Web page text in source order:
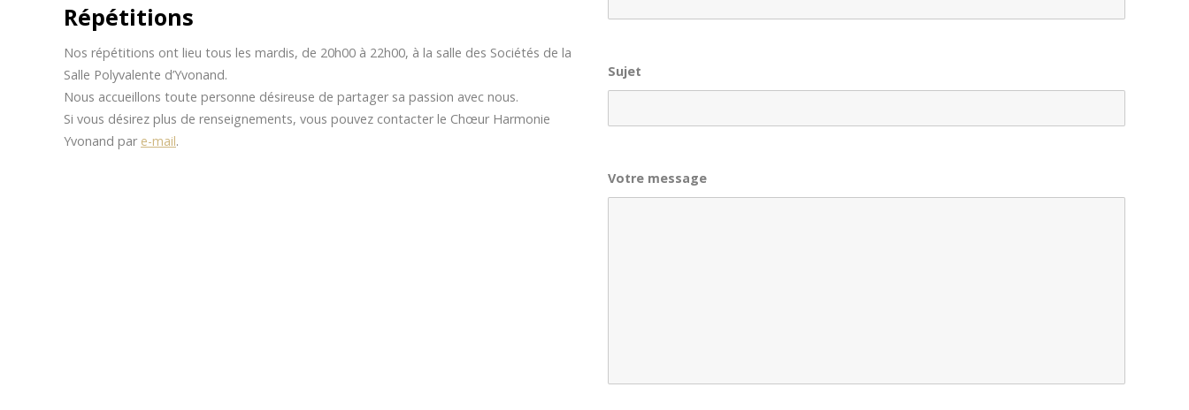
Répétitions
Nos répétitions ont lieu tous les mardis, de 20h00 à 22h00, à la salle des Sociétés de la
Salle Polyvalente d’Yvonand.
Nous accueillons toute personne désireuse de partager sa passion avec nous.
Si vous désirez plus de renseignements, vous pouvez contacter le Chœur Harmonie
Yvonand par e-mail.
Sujet
Votre message